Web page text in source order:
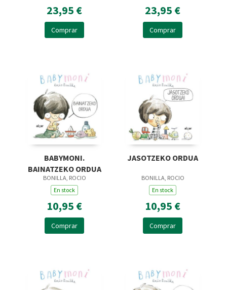
23,95 €
Comprar
23,95 €
Comprar
BABYMONI.
BAINATZEKO ORDUA
BONILLA, ROCIO
En stock
10,95 €
Comprar
JASOTZEKO ORDUA
BONILLA, ROCIO
En stock
10,95 €
Comprar